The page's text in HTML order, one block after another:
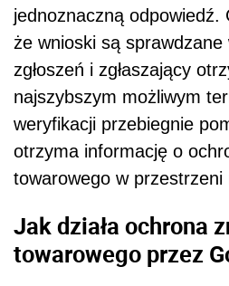
jednoznaczną odpowiedź.
że wnioski są sprawdzane
zgłoszeń i zgłaszający
najszybszym możliwym
weryfikacji przebiegnie
otrzyma informację o
towarowego w przestrzeni
Jak działa ochrona
towarowego przez